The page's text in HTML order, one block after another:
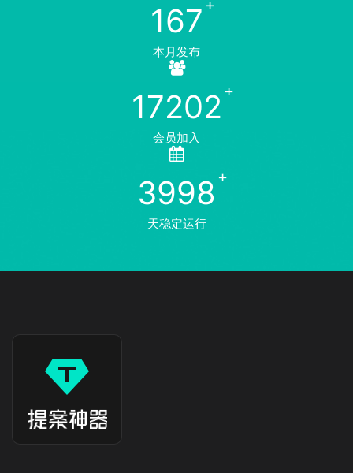
167
本月发布
17202
会员加入
3998
天稳定运行